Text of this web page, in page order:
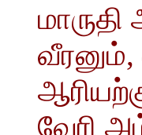
வேரி